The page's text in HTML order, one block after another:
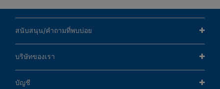
สนับสนุน/คำถามที่พบบ่อย
บริษัทของเรา
บัญชี